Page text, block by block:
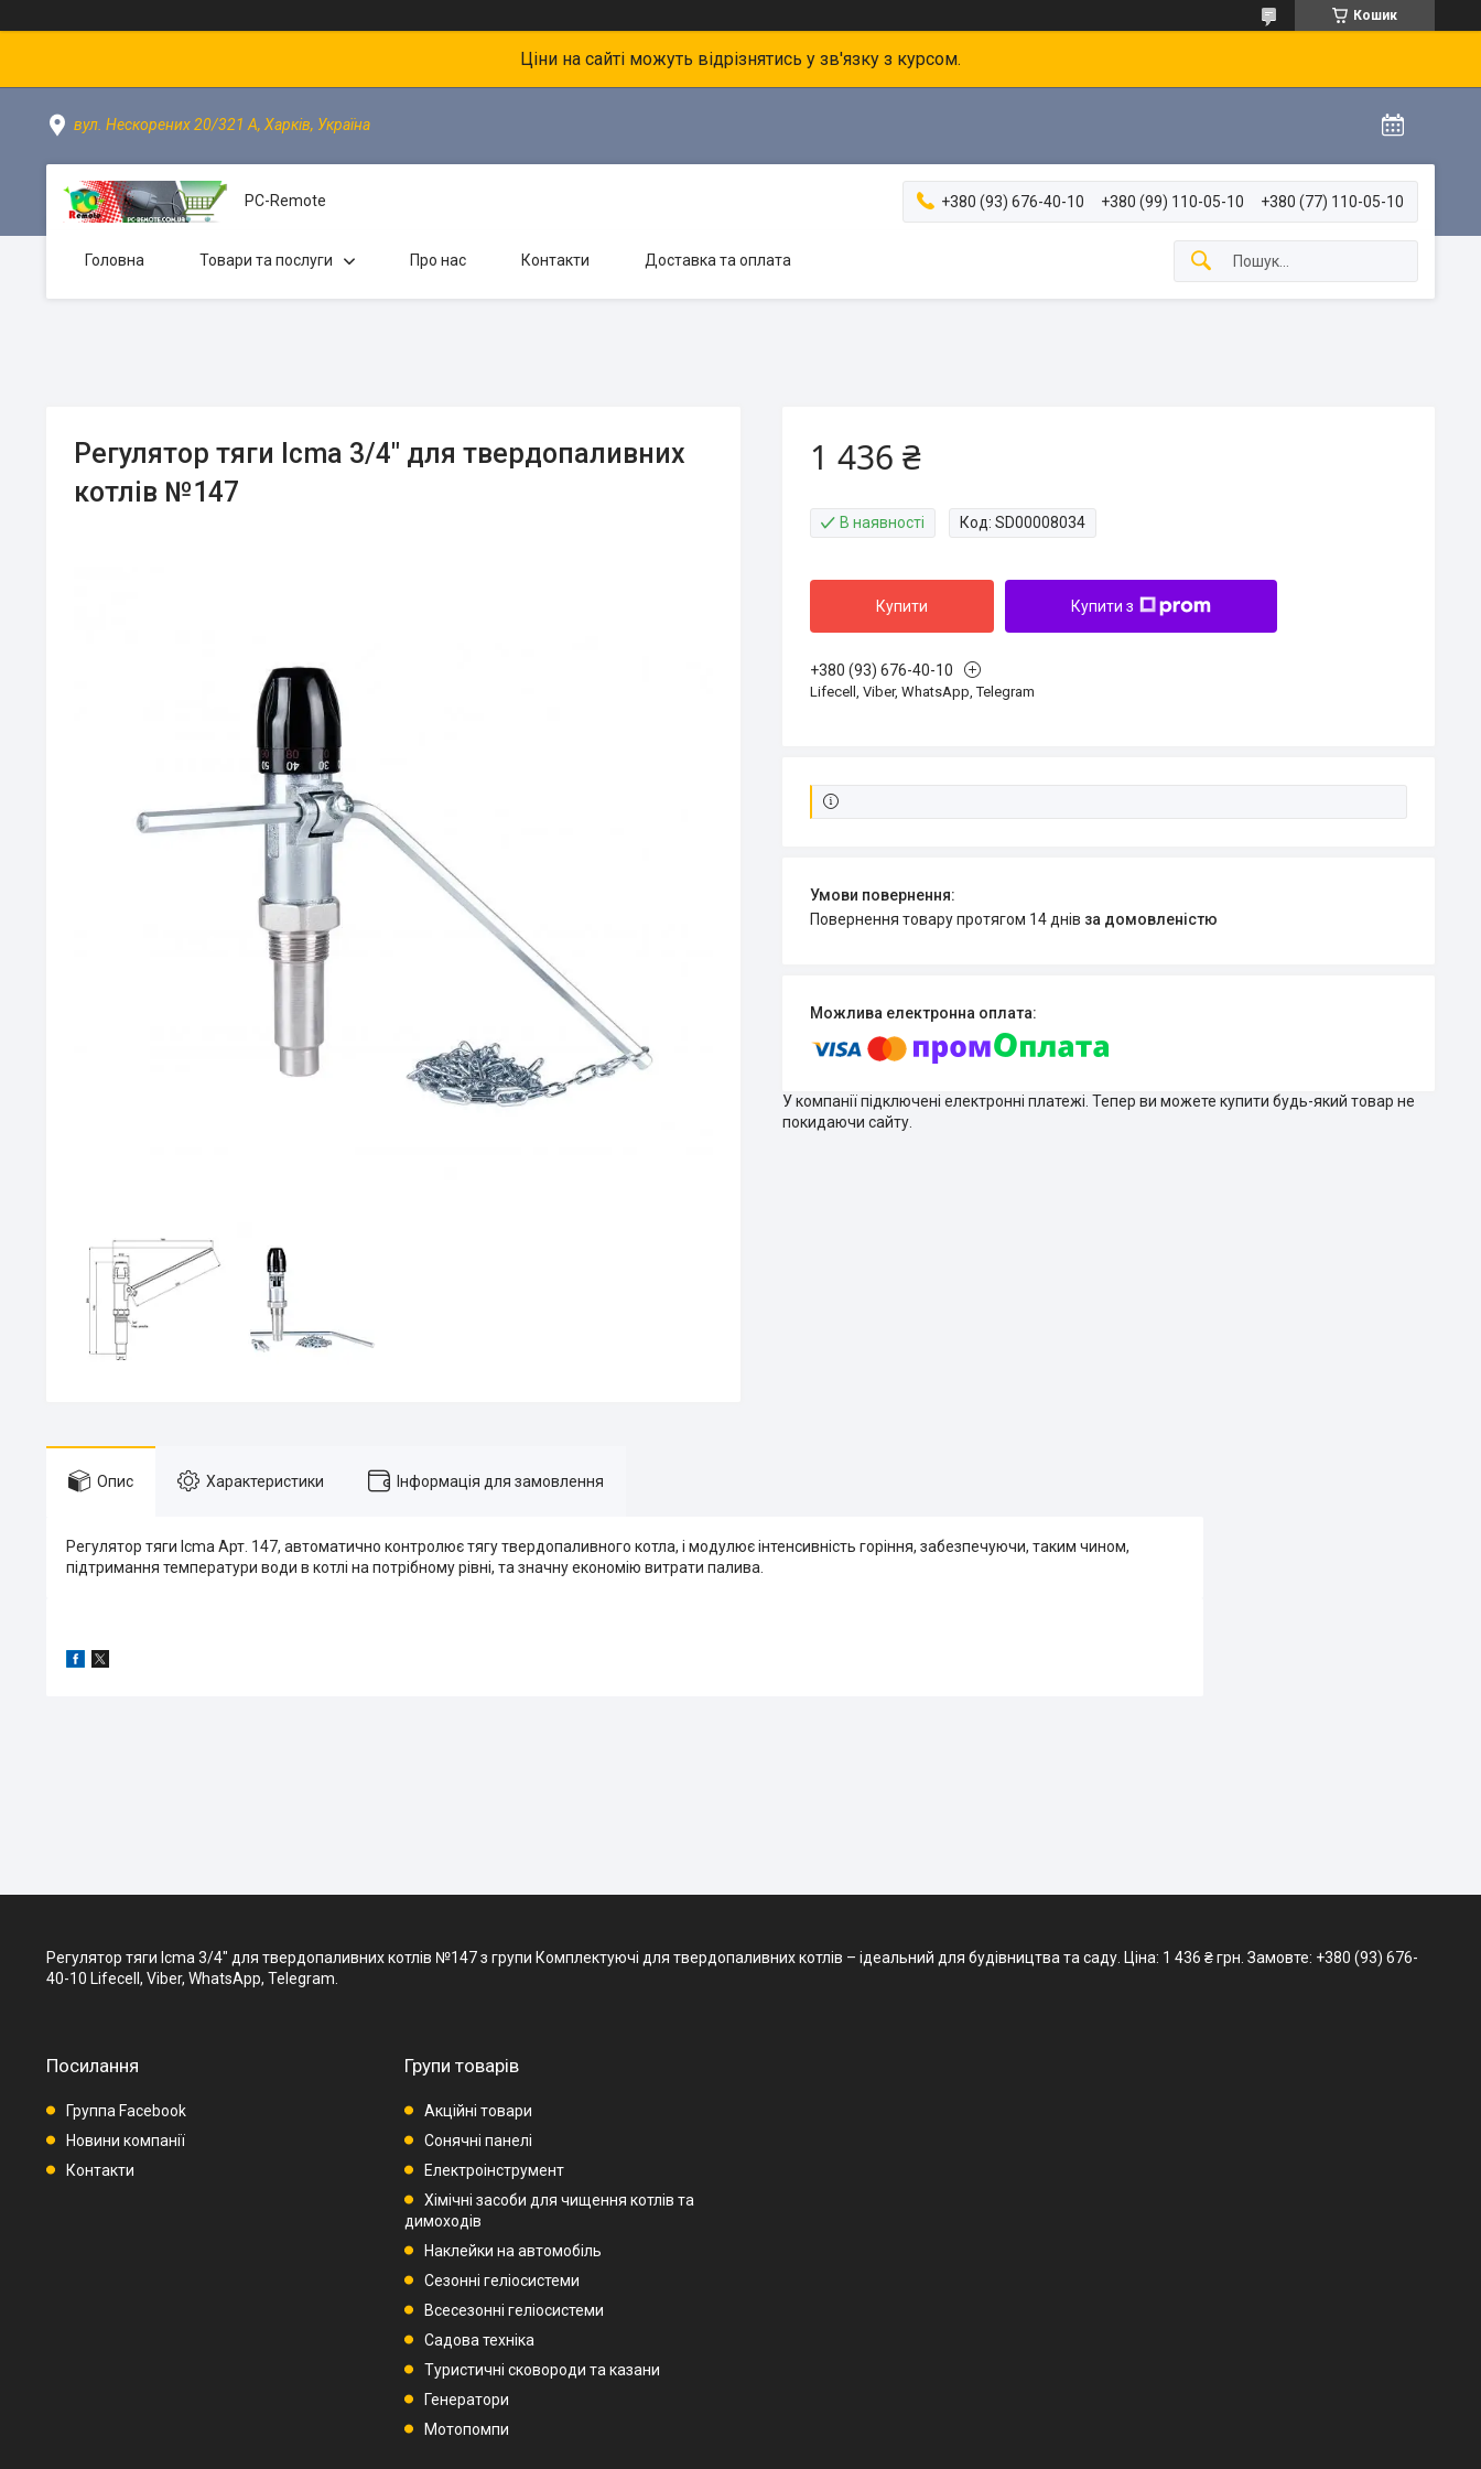
Кошик
Ціни на сайті можуть відрізнятись у зв'язку з курсом.
вул. Нескорених 20/321 А, Харків, Україна
PC-Remote +380 (93) 676-40-10 +380 (99) 110-05-10 +380 (77) 110-05-10
Головна Товари та послуги Про нас Контакти Доставка та оплата
Регулятор тяги Icma 3/4" для твердопаливних
котлів №147
1 436 ₴
В наявності Код: SD00008034
Купити Купити з
+380 (93) 676-40-10
Lifecell, Viber, WhatsApp, Telegram
повернення товару протягом 14 днів за домовленістю
У компанії підключені електронні платежі. Тепер ви можете купити будь-який товар не
покидаючи сайту.
Опис Характеристики Інформація для замовлення
Регулятор тяги Icma Арт. 147, автоматично контролює тягу твердопаливного котла, і модулює інтенсивність горіння, забезпечуючи, таким чином,
підтримання температури води в котлі на потрібному рівні, та значну економію витрати палива.
Регулятор тяги Icma 3/4" для твердопаливних котлів №147 з групи Комплектуючі для твердопаливних котлів – ідеальний для будівництва та саду. Ціна: 1 436 ₴ грн. Замовте: +380 (93) 676-
40-10 Lifecell, Viber, WhatsApp, Telegram.
Посилання
Группа Facebook
Новини компанії
Контакти
Групи товарів
Акційні товари
Сонячні панелі
Електроінструмент
Хімічні засоби для чищення котлів та
димоходів
Наклейки на автомобіль
Сезонні геліосистеми
Всесезонні геліосистеми
Садова техніка
Туристичні сковороди та казани
Генератори
Мотопомпи